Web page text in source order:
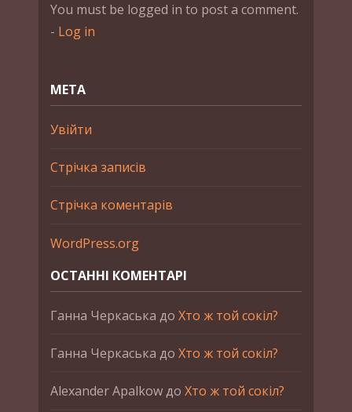
You must be logged in to post a comment.
- Log in
МЕТА
Увійти
Стрічка записів
Стрічка коментарів
WordPress.org
ОСТАННІ КОМЕНТАРІ
Ганна Черкаська до Хто ж той сокіл?
Ганна Черкаська до Хто ж той сокіл?
Alexander Apalkowдо Хто ж той сокіл?